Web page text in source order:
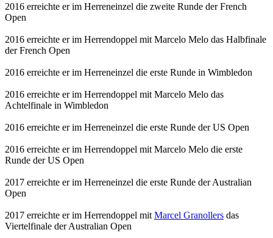
2016 erreichte er im Herreneinzel die zweite Runde der French
Open
2016 erreichte er im Herrendoppel mit Marcelo Melo das Halbfinale
der French Open
2016 erreichte er im Herreneinzel die erste Runde in Wimbledon
2016 erreichte er im Herrendoppel mit Marcelo Melo das
Achtelfinale in Wimbledon
2016 erreichte er im Herreneinzel die erste Runde der US Open
2016 erreichte er im Herrendoppel mit Marcelo Melo die erste
Runde der US Open
2017 erreichte er im Herreneinzel die erste Runde der Australian
Open
2017 erreichte er im Herrendoppel mit Marcel Granollers das
Viertelfinale der Australian Open